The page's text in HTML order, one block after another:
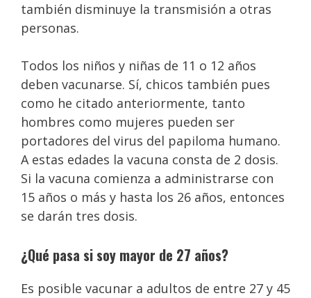
también disminuye la transmisión a otras
personas.
Todos los niños y niñas de 11 o 12 años
deben vacunarse. Sí, chicos también pues
como he citado anteriormente, tanto
hombres como mujeres pueden ser
portadores del virus del papiloma humano.
A estas edades la vacuna consta de 2 dosis.
Si la vacuna comienza a administrarse con
15 años o más y hasta los 26 años, entonces
se darán tres dosis.
¿Qué pasa si soy mayor de 27 años?
Es posible vacunar a adultos de entre 27 y 45